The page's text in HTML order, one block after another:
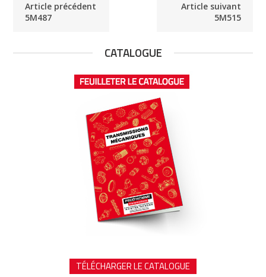
Article précédent
5M487
Article suivant
5M515
CATALOGUE
TÉLÉCHARGER LE CATALOGUE